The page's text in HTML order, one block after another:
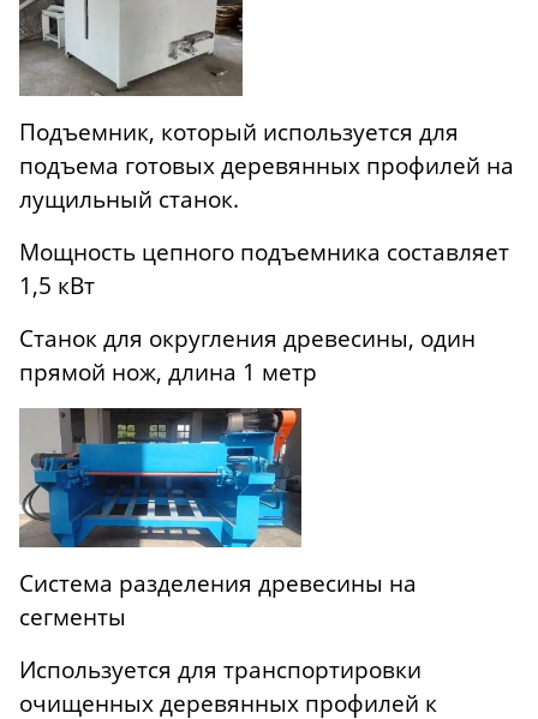
Подъемник, который используется для
подъема готовых деревянных профилей на
лущильный станок.
Мощность цепного подъемника составляет
1,5 кВт
Станок для округления древесины, один
прямой нож, длина 1 метр
Система разделения древесины на
сегменты
Используется для транспортировки
очищенных деревянных профилей к